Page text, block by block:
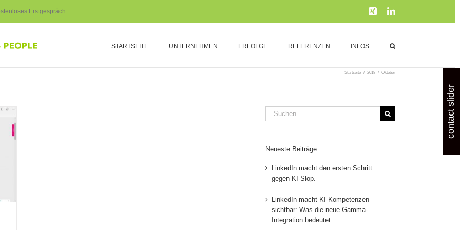
Erstgespräch Xing LinkedIn
STARTSEITE UNTERNEHMEN ERFOLGE REFERENZEN INFOS
Startseite / 2018 / Oktober
Suche
nach:
Neueste Beiträge
LinkedIn macht den ersten Schritt
gegen KI-Slop.
LinkedIn macht KI-Kompetenzen
sichtbar: Was die neue Gamma-
Integration bedeutet
contact slider